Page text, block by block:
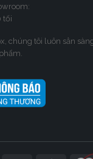
tối
chúng tôi luôn sẳn